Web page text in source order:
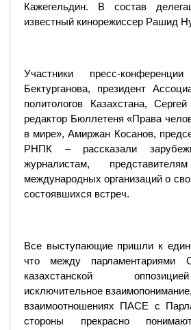
Кажегельдин. В состав
известный кинорежиссер Рашид
Участники пресс-
Бектурганова, президент
политологов Казахстана,
редактор Бюллетеня «Права
в мире», Амиржан Косанов,
РНПК – рассказали
журналистам,
международных организаций о
состоявшихся встреч.
Все выступающие пришли к
что между парламентариями
казахстанской
исключительное
взаимоотношениях ПАСЕ с
стороны прекрасно